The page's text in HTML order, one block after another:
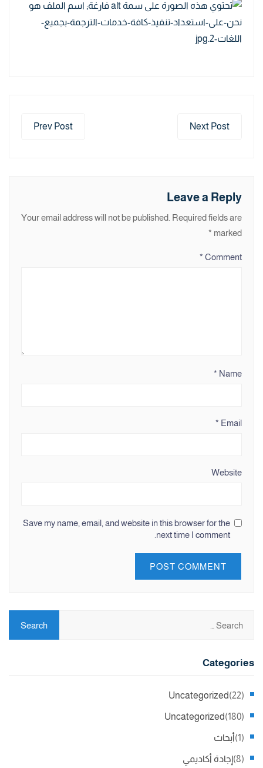
Prev Post Next Post
Leave a Reply
Your email address will not be published. Required fields are
marked
*
Comment
*
Name
*
Email
*
Website
Save my name, email, and website in this browser for the
next time I comment.
Categories
Uncategorized (22)
Uncategorized (180)
أبحاث (1)
إجادة أكاديمي (8)